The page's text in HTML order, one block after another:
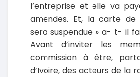
l’entreprise et elle va
amendes. Et, la carte de
sera suspendue » a- t- il
Avant d’inviter les
commission à être,
d’Ivoire, des acteurs de la